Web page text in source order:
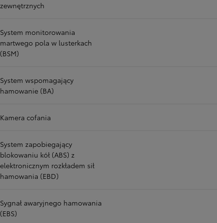
zewnętrznych
System monitorowania
martwego pola w lusterkach
(BSM)
System wspomagający
hamowanie (BA)
Kamera cofania
System zapobiegający
blokowaniu kół (ABS) z
elektronicznym rozkładem sił
hamowania (EBD)
Sygnał awaryjnego hamowania
(EBS)